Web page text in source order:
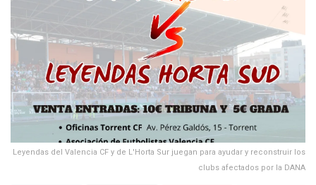
Leyendas del Valencia CF y de L'Horta Sur juegan para ayudar y reconstruir los
clubs afectados por la DANA